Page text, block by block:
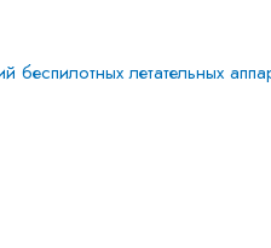
беспилотных летательных